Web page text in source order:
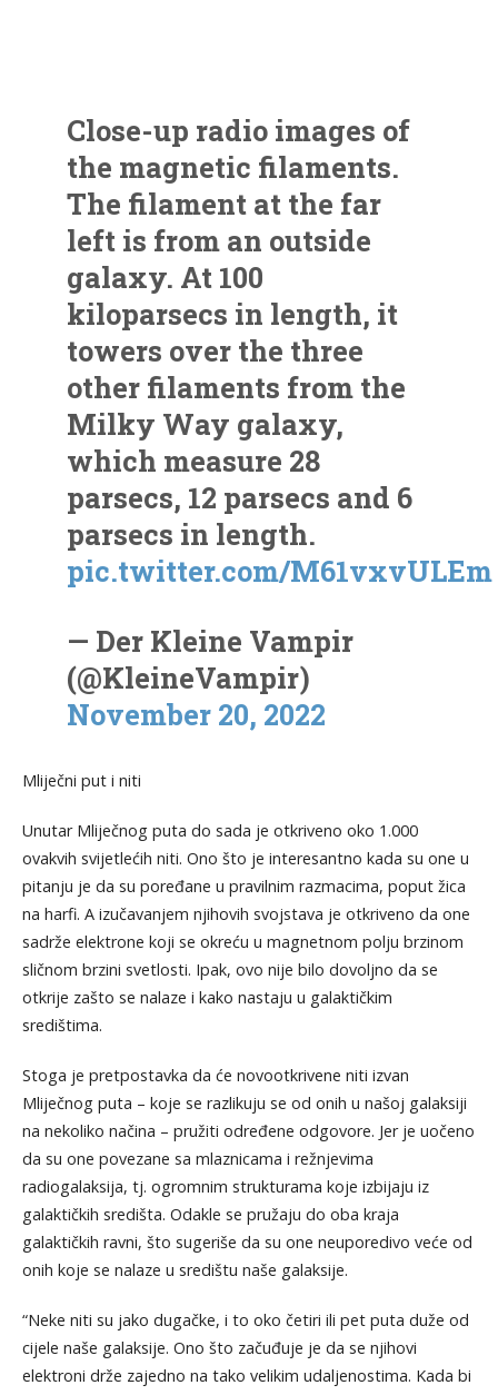
Close-up radio images of
the magnetic filaments.
The filament at the far
left is from an outside
galaxy. At 100
kiloparsecs in length, it
towers over the three
other filaments from the
Milky Way galaxy,
which measure 28
parsecs, 12 parsecs and 6
parsecs in length.
pic.twitter.com/M61vxvULEm
— Der Kleine Vampir
(@KleineVampir)
November 20, 2022
Mliječni put i niti
Unutar Mliječnog puta do sada je otkriveno oko 1.000
ovakvih svijetlećih niti. Ono što je interesantno kada su one u
pitanju je da su poređane u pravilnim razmacima, poput žica
na harfi. A izučavanjem njihovih svojstava je otkriveno da one
sadrže elektrone koji se okreću u magnetnom polju brzinom
sličnom brzini svetlosti. Ipak, ovo nije bilo dovoljno da se
otkrije zašto se nalaze i kako nastaju u galaktičkim
središtima.
Stoga je pretpostavka da će novootkrivene niti izvan
Mliječnog puta – koje se razlikuju se od onih u našoj galaksiji
na nekoliko načina – pružiti određene odgovore. Jer je uočeno
da su one povezane sa mlaznicama i režnjevima
radiogalaksija, tj. ogromnim strukturama koje izbijaju iz
galaktičkih središta. Odakle se pružaju do oba kraja
galaktičkih ravni, što sugeriše da su one neuporedivo veće od
onih koje se nalaze u središtu naše galaksije.
“Neke niti su jako dugačke, i to oko četiri ili pet puta duže od
cijele naše galaksije. Ono što začuđuje je da se njihovi
elektroni drže zajedno na tako velikim udaljenostima. Kada bi